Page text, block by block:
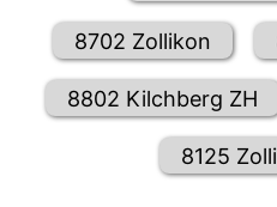
8702 Zollikon
8802 Kilchberg ZH
8125